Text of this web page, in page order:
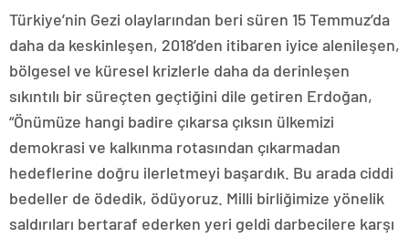
Türkiye’nin Gezi olaylarından beri süren 15 Temmuz’da
daha da keskinleşen, 2018’den itibaren iyice alenileşen,
bölgesel ve küresel krizlerle daha da derinleşen
sıkıntılı bir süreçten geçtiğini dile getiren Erdoğan,
“Önümüze hangi badire çıkarsa çıksın ülkemizi
demokrasi ve kalkınma rotasından çıkarmadan
hedeflerine doğru ilerletmeyi başardık. Bu arada ciddi
bedeller de ödedik, ödüyoruz. Milli birliğimize yönelik
saldırıları bertaraf ederken yeri geldi darbecilere karşı